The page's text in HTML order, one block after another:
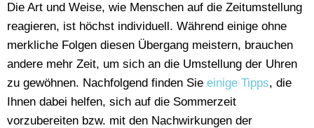
Die Art und Weise, wie Menschen auf die Zeitumstellung
reagieren, ist höchst individuell. Während einige ohne
merkliche Folgen diesen Übergang meistern, brauchen
andere mehr Zeit, um sich an die Umstellung der Uhren
zu gewöhnen. Nachfolgend finden Sie einige Tipps, die
Ihnen dabei helfen, sich auf die Sommerzeit
vorzubereiten bzw. mit den Nachwirkungen der